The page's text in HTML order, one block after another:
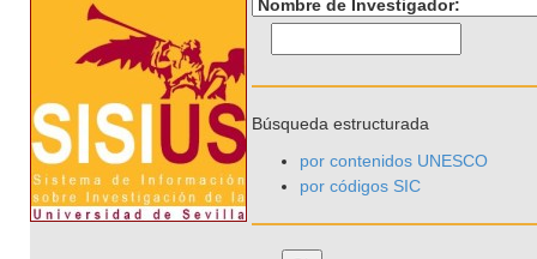
Búsqueda estructurada
por contenidos UNESCO
por códigos SIC